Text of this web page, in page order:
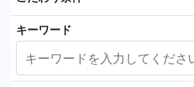
キーワード